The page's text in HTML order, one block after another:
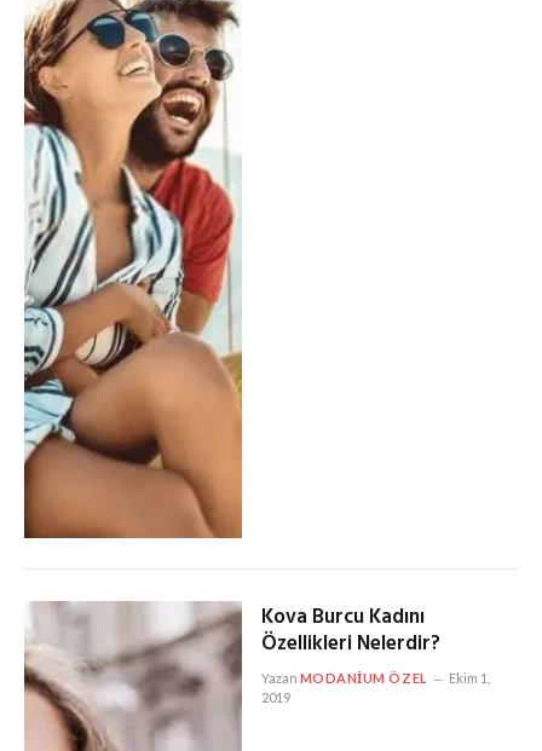
Kova Burcu Kadını
Özellikleri Nelerdir?
Yazan MODANIUM ÖZEL
Ekim 1,
2019